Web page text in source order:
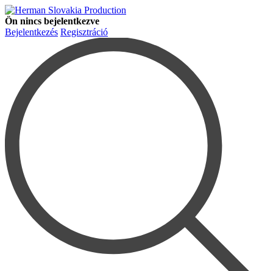
Ön nincs bejelentkezve
Bejelentkezés Regisztráció